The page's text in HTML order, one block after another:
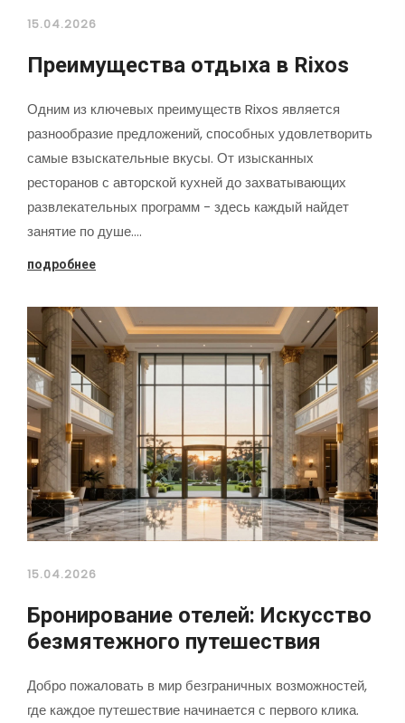
15.04.2026
Преимущества отдыха в Rixos
Одним из ключевых преимуществ Rixos является
разнообразие предложений, способных удовлетворить
самые взыскательные вкусы. От изысканных
ресторанов с авторской кухней до захватывающих
развлекательных программ - здесь каждый найдет
занятие по душе.…
подробнее
15.04.2026
Бронирование отелей: Искусство
безмятежного путешествия
Добро пожаловать в мир безграничных возможностей,
где каждое путешествие начинается с первого клика.